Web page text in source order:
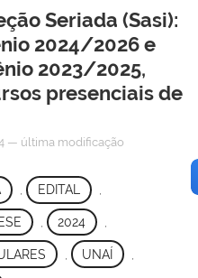
Seriada (Sasi):
2024/2026 e
2023/2025,
presenciais de
— última modificação
, EDITAL ,
2024
UNAÍ